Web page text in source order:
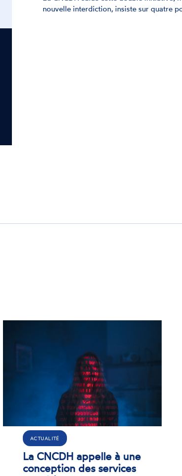
nouvelle interdiction, insiste sur quatre
ACTUALITÉ
La CNCDH appelle à une
conception des services